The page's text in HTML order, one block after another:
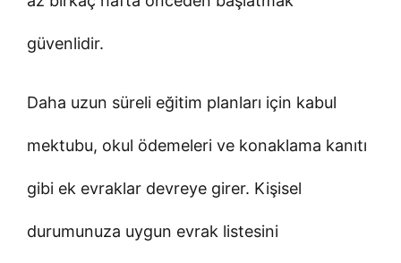
güvenlidir.
Daha uzun süreli eğitim planları için kabul
mektubu, okul ödemeleri ve konaklama kanıtı
gibi ek evraklar devreye girer. Kişisel
durumunuza uygun evrak listesini